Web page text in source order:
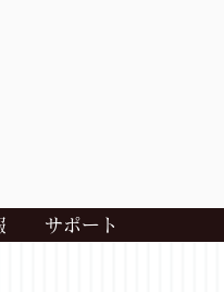
サポート